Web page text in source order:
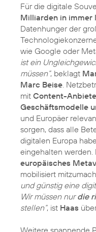
Für die digitale
Milliarden in immer
Datenhunger der
wie Google oder
ist ein
müssen“, beklagt
Marc Beise .
mit Content-
Geschäftsmodelle
und Europäer
sorgen, dass alle
digitalen Europa
eingehalten werden.
europäisches
mobilisiert
und günstig eine
Wir müssen nurdie
stellen“, ist Haas
Weitere spannende